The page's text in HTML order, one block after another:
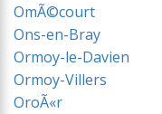
OmÃ©court
Ons-en-Bray
Ormoy-le-Davien
Ormoy-Villers
OroÃ«r